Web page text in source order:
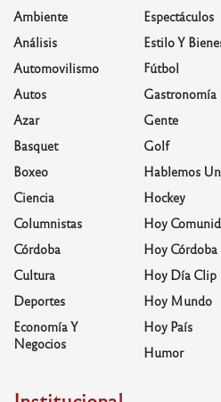
Ambiente
Análisis
Automovilismo
Autos
Azar
Basquet
Boxeo
Ciencia
Columnistas
Córdoba
Cultura
Deportes
Economía Y
Negocios
Espectáculos
Estilo Y
Fútbol
Gastronomía
Gente
Golf
Hablemos
Hockey
Hoy
Hoy Córdoba
Hoy Día Clip
Hoy Mundo
Hoy País
Humor